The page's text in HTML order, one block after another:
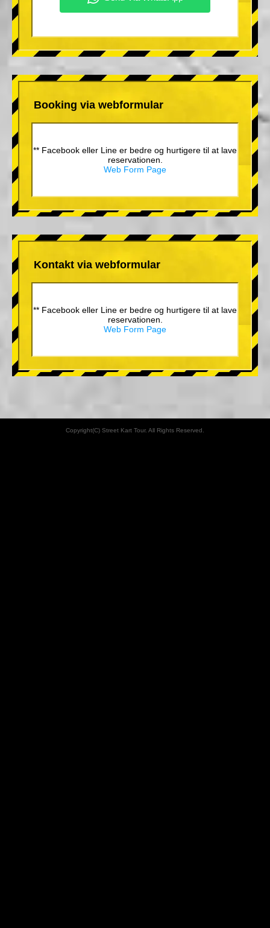
Booking via webformular
** Facebook eller Line er bedre og hurtigere til at lave
reservationen.
Web Form Page
Kontakt via webformular
** Facebook eller Line er bedre og hurtigere til at lave
reservationen.
Web Form Page
Copyright(C) Street Kart Tour. All Rights Reserved.